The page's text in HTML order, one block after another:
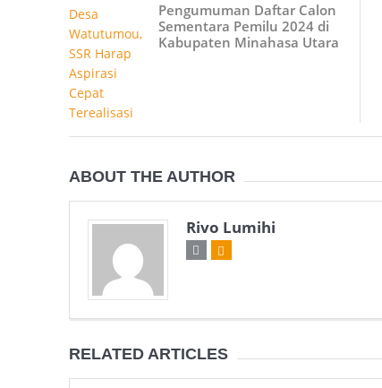
Pengumuman Daftar Calon
Sementara Pemilu 2024 di
Kabupaten Minahasa Utara
ABOUT THE AUTHOR
Rivo Lumihi
RELATED ARTICLES